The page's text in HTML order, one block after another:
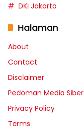
DKI Jakarta
Halaman
About
Contact
Disclaimer
Pedoman Media Siber
Privacy Policy
Terms